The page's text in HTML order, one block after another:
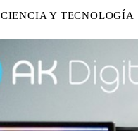
CIENCIA Y TECNOLOGÍA